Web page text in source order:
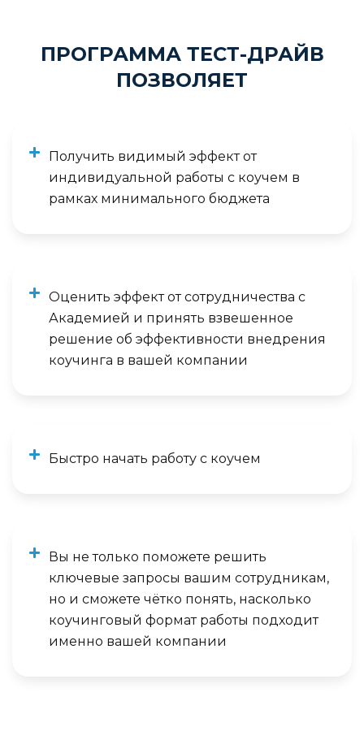
ПРОГРАММА ТЕСТ-ДРАЙВ
ПОЗВОЛЯЕТ
Получить видимый эффект от
индивидуальной работы с коучем в
рамках минимального бюджета
Оценить эффект от сотрудничества с
Академией и принять взвешенное
решение об эффективности внедрения
коучинга в вашей компании
Быстро начать работу с коучем
Вы не только поможете решить
ключевые запросы вашим сотрудникам,
но и сможете чётко понять, насколько
коучинговый формат работы подходит
именно вашей компании